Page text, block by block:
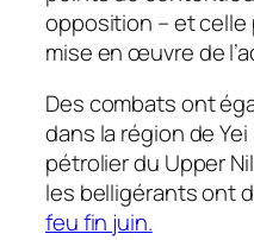
opposition – et celle
mise en œuvre de
Des combats ont
dans la région de
pétrolier du Upper
les belligérants ont
feu fin juin.